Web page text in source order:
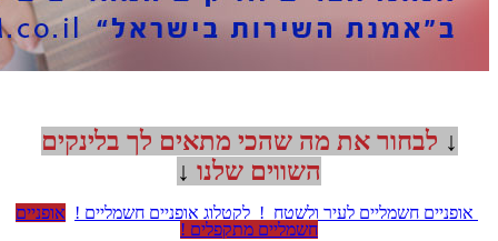
↓ לבחור את מה שהכי מתאים לך בלינקים
השווים שלנו ↓
אופניים חשמליים לעיר ולשטח ! לקטלוג אופניים חשמליים ! אופניים
חשמליים מתקפלים !